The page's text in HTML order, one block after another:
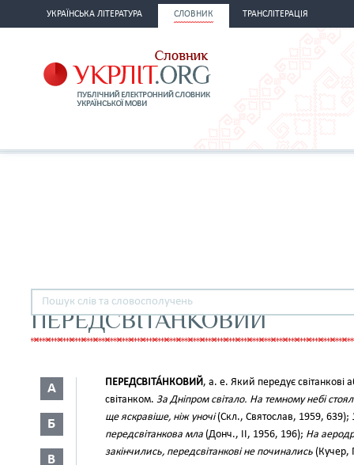
УКРАЇНСЬКА ЛІТЕРАТУРА СЛОВНИК ТРАНСЛІТЕРАЦІЯ
ПЕРЕДСВІТАНКОВИЙ
А
Б
В
ПЕРЕДСВІТА́НКОВИЙ, а. е. Який передує світанкові
світанком. За Дніпром світало. На темному небі
ще яскравіше, ніж уночі(Скл., Святослав, 1959, 639);
передсвітанкова мла (Донч., II, 1956, 196); На
закінчились, передсвітанкові не починались (Кучер,